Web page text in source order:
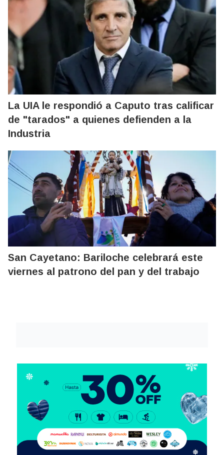
La UIA le respondió a Caputo tras calificar
de "tarados" a quienes defienden a la
Industria
San Cayetano: Bariloche celebrará este
viernes al patrono del pan y del trabajo